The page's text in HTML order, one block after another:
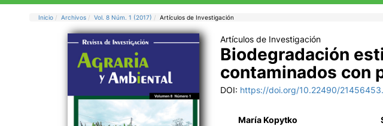
Inicio Archivos Vol. 8 Núm. 1 (2017) Artículos de Investigación
Artículos de Investigación
Biodegradación
contaminados con
DOI: https://doi.org/10.22490/
María Kopytko